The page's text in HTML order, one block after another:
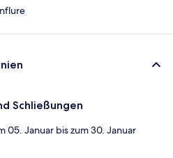
Schließungen
05. Januar bis zum 30. Januar